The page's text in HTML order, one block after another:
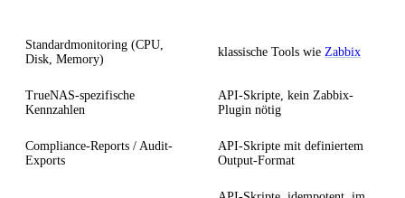
Standardmonitoring (CPU,
Disk, Memory)
klassische Tools wie Zabbix
TrueNAS-spezifische
Kennzahlen
API-Skripte, kein Zabbix-
Plugin nötig
Compliance-Reports / Audit-
Exports
API-Skripte mit definiertem
Output-Format